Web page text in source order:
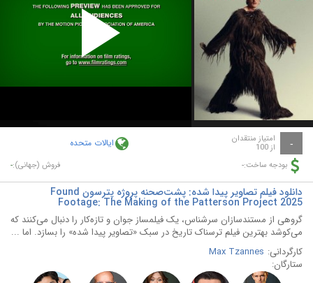
Play
Video
- امتیاز منتقدان
از 100 ایالات متحده
بودجه ساخت:- فروش (جهانی):-
دانلود فیلم تصاویر پیدا شده: پشت‌صحنه پروژه پترسون Found
Footage: The Making of the Patterson Project 2025
گروهی از مستندسازان سرشناس، یک فیلمساز جوان و تازه‌کار را دنبال می‌کنند که
می‌کوشد بهترین فیلم ترسناک تاریخ در سبک «تصاویر پیدا شده» را بسازد. اما ...
کارگردانی: Max Tzannes
ستارگان: